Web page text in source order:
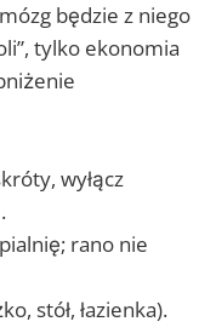
będzie z niego
tylko ekonomia
wyłącz
rano nie
stół, łazienka).